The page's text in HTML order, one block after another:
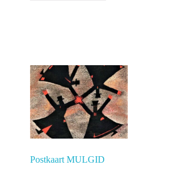
Postkaart MULGID